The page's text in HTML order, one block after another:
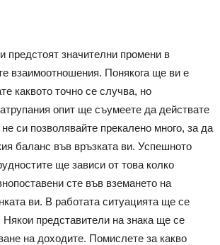
предстоят значителни промени в
взаимоотношения. Понякога ще ви е
каквото точно се случва, но
опит ще съумеете да действате
си позволявайте прекалено много, за да
баланс във връзката ви. Успешното
ще зависи от това колко
сте във вземането на
ви. В работата ситуацията ще се
Някои представители на знака ще се
на доходите. Помислете за какво